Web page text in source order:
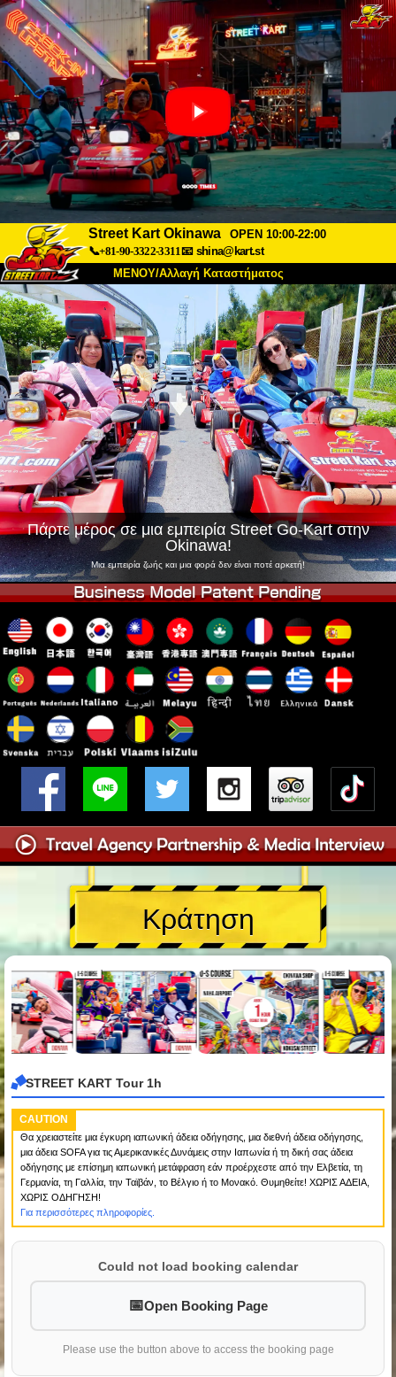
Street Kart Okinawa
OPEN 10:00-22:00
📞+81-90-3322-3311📧 shina@kart.st
ΜΕΝΟΥ/Αλλαγή Καταστήματος
ΚΥΡΙΩΣ
Σχετικά Προδιαγραφές Τιμές
Πρόσβαση Αναφορές Συχνές Ερωτήσεις
Εταιρεία Κράτηση
Αλλαγή Καταστήματος
Τόκιο Σινάγαουα #1 Τόκιο Ακίχαμπαρα #1
Τόκιο Ακίχαμπαρα #2 Τόκιο Σιμπούγια
Τόκιο Σιμπούγια Annex Τόκιο Κόλπος
Τόκιο Ασακούσα Οσάκα
Οκινάουα
Πάρτε μέρος σε μια εμπειρία Street Go-Kart στην
Okinawa!
Μια εμπειρία ζωής και μια φορά δεν είναι ποτέ αρκετή!
Κράτηση
STREET KART Tour 1h
CAUTION
Θα χρειαστείτε μια έγκυρη ιαπωνική άδεια οδήγησης, μια διεθνή άδεια οδήγησης,
μια άδεια SOFA για τις Αμερικανικές Δυνάμεις στην Ιαπωνία ή τη δική σας άδεια
οδήγησης με επίσημη ιαπωνική μετάφραση εάν προέρχεστε από την Ελβετία, τη
Γερμανία, τη Γαλλία, την Ταϊβάν, το Βέλγιο ή το Μονακό. Θυμηθείτε! ΧΩΡΙΣ ΑΔΕΙΑ,
ΧΩΡΙΣ ΟΔΗΓΗΣΗ!
Για περισσότερες πληροφορίες.
Could not load booking calendar
Open Booking Page
Please use the button above to access the booking page